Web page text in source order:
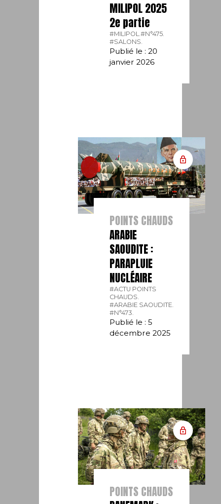
MILIPOL 2025
2e partie
#MILIPOL.#N°475.
#SALONS.
Publié le : 20
janvier 2026
POINTS CHAUDS
ARABIE
SAOUDITE :
PARAPLUIE
NUCLÉAIRE
#ACTU POINTS
CHAUDS.
#ARABIE SAOUDITE.
#N°473.
Publié le : 5
décembre 2025
POINTS CHAUDS